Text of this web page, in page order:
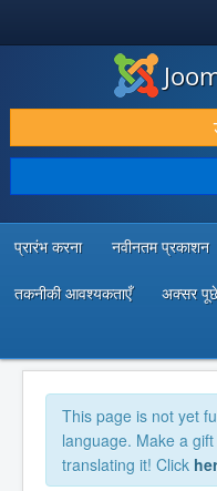
डाउनलोड करें और बढ़ाएं
खोजें और जानें
सामुदायिक समर्थन
डेवलपर संसाधन
प्रारंभ करना नवीनतम प्रकाशन
तकनीकी आवश्यकताएँ अक्सर
This page is not yet
language. Make a
translating it! Click